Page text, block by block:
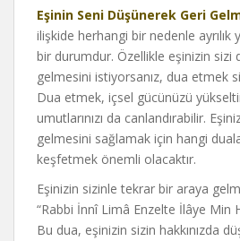
Eşinin Seni Düşünerek Geri
ilişkide herhangi bir nedenle
bir durumdur. Özellikle eşinizin sizi
gelmesini istiyorsanız, dua etmek
Dua etmek, içsel gücünüzü
umutlarınızı da canlandırabilir.
gelmesini sağlamak için hangi
keşfetmek önemli olacaktır.
Eşinizin sizinle tekrar bir araya
“Rabbi İnnî Limâ Enzelte İlâye Min
Bu dua, eşinizin sizin hakkınızda